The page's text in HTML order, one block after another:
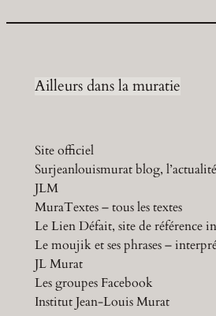
Ailleurs dans la muratie
Site officiel
Surjeanlouismurat blog,
JLM
MuraTextes – tous les textes
Le Lien Défait, site de référence
Le moujik et ses phrases –
JL Murat
Les groupes Facebook
Institut Jean-Louis Murat